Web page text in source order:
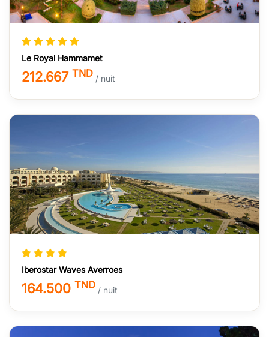
Le Royal Hammamet
212.667 TND / nuit
Iberostar Waves Averroes
164.500 TND / nuit